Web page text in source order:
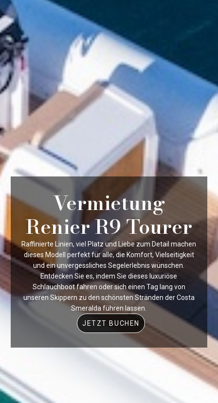
Vermietung
Renier R9 Tourer
Raffinierte Linien, viel Platz und Liebe zum Detail machen
dieses Modell perfekt für alle, die Komfort, Vielseitigkeit
und ein unvergessliches Segelerlebnis wünschen.
Entdecken Sie es, indem Sie dieses luxuriöse
Schlauchboot fahren oder sich einen Tag lang von
unseren Skippern zu den schönsten Stränden der Costa
Smeralda führen lassen.
JETZT BUCHEN